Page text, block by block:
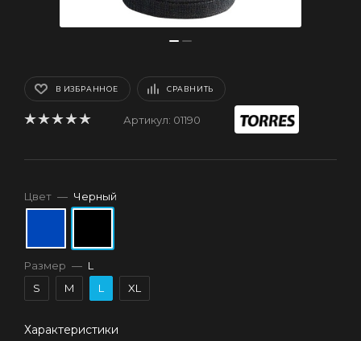
В ИЗБРАННОЕ СРАВНИТЬ
Артикул: 01190
Цвет — Черный
Размер — L
S
M L XL
Характеристики